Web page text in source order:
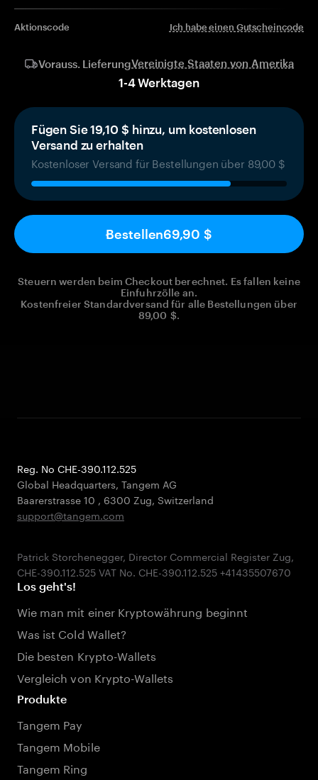
Aktionscode Ich habe einen Gutscheincode
Vorauss. LieferungVereinigte Staaten von Amerika
1-4Werktagen
Fügen Sie 19,10 $ hinzu, um kostenlosen
Versand zu erhalten
Kostenloser Versand für Bestellungen über 89,00 $
Bestellen69,90 $
Steuern werden beim Checkout berechnet. Es fallen keine
Einfuhrzölle an.
Kostenfreier Standardversand für alle Bestellungen über
89,00 $.
Reg. No CHE-390.112.525
Global Headquarters, Tangem AG
Baarerstrasse 10 , 6300 Zug, Switzerland
support@tangem.com
Patrick Storchenegger, Director Commercial Register Zug,
Los geht's!
Wie man mit einer Kryptowährung beginnt
Was ist Cold Wallet?
Die besten Krypto-Wallets
Vergleich von Krypto-Wallets
Produkte
Tangem Pay
Tangem Mobile
Tangem Ring